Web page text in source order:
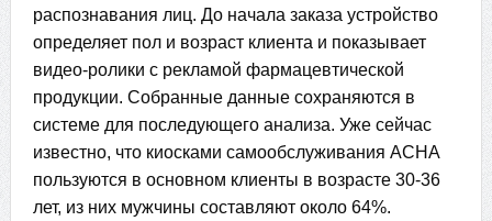
распознавания лиц. До начала заказа устройство
определяет пол и возраст клиента и показывает
видео-ролики с рекламой фармацевтической
продукции. Собранные данные сохраняются в
системе для последующего анализа. Уже сейчас
известно, что киосками самообслуживания АСНА
пользуются в основном клиенты в возрасте 30-36
лет, из них мужчины составляют около 64%.